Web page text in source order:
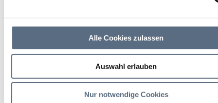
Alle Cookies zulassen
Auswahl erlauben
Nur notwendige Cookies
In Lenggries steht noch einer der letzten freistehenden